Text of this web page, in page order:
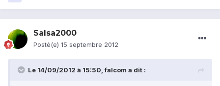
Salsa2000
Posté(e) 15 septembre 2012
Le 14/09/2012 à 15:50, falcom a dit :